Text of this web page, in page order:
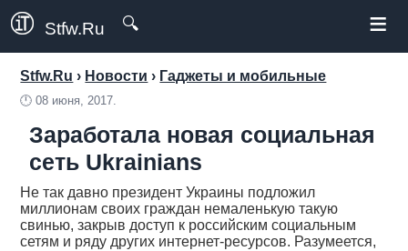
Stfw.Ru 🔍 ≡
Stfw.Ru › Новости › Гаджеты и мобильные
🕛08 июня, 2017.
Заработала новая социальная
сеть Ukrainians
Не так давно президент Украины подложил
миллионам своих граждан немаленькую такую
свинью, закрыв доступ к российским социальным
сетям и ряду других интернет-ресурсов. Разумеется,